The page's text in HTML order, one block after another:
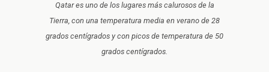
Qatar es uno de los lugares más calurosos de la
Tierra, con una temperatura media en verano de 28
grados centígrados y con picos de temperatura de 50
grados centígrados.